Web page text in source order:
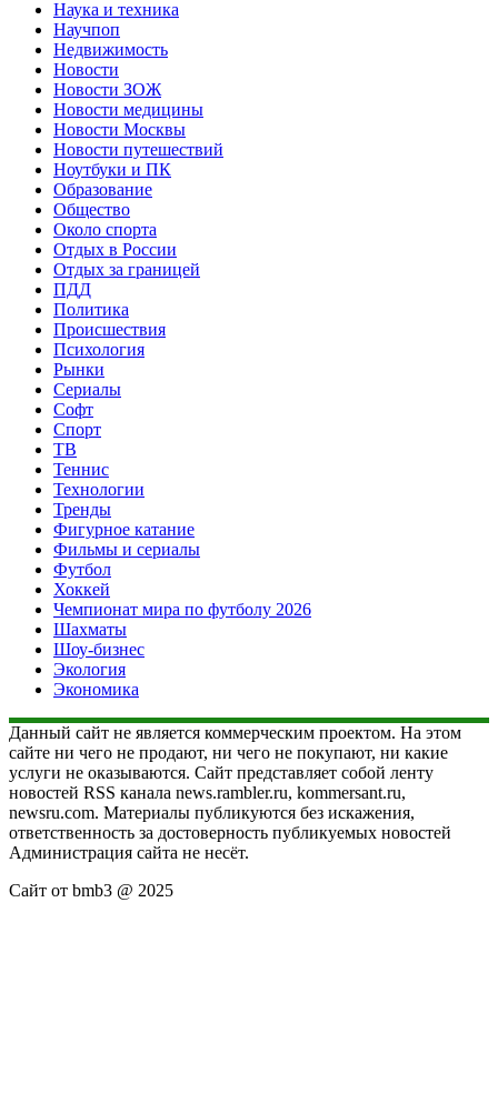
Наука и техника
Научпоп
Недвижимость
Новости
Новости ЗОЖ
Новости медицины
Новости Москвы
Новости путешествий
Ноутбуки и ПК
Образование
Общество
Около спорта
Отдых в России
Отдых за границей
ПДД
Политика
Происшествия
Психология
Рынки
Сериалы
Софт
Спорт
ТВ
Теннис
Технологии
Тренды
Фигурное катание
Фильмы и сериалы
Футбол
Хоккей
Чемпионат мира по футболу 2026
Шахматы
Шоу-бизнес
Экология
Экономика
Данный сайт не является коммерческим проектом. На этом
сайте ни чего не продают, ни чего не покупают, ни какие
услуги не оказываются. Сайт представляет собой ленту
новостей RSS канала news.rambler.ru, kommersant.ru,
newsru.com. Материалы публикуются без искажения,
ответственность за достоверность публикуемых новостей
Администрация сайта не несёт.
Сайт от bmb3 @ 2025